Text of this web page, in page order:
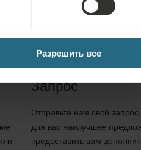
Разрешить все
Запрос
Отправьте нам свой
для вас наилучшее
предоставить вам